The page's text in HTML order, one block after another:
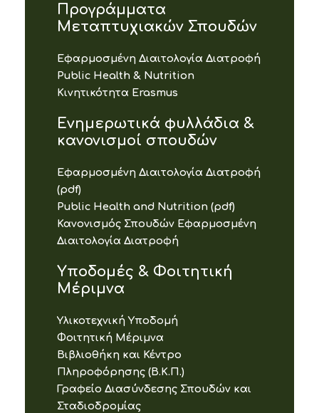
Προγράμματα
Μεταπτυχιακών Σπουδών
Εφαρμοσμένη Διαιτολογία Διατροφή
Public Health & Nutrition
Κινητικότητα Erasmus
Ενημερωτικά φυλλάδια &
κανονισμοί σπουδών
Εφαρμοσμένη Διαιτολογία Διατροφή
(pdf)
Public Health and Nutrition (pdf)
Κανονισμός Σπουδών Εφαρμοσμένη
Διαιτολογία Διατροφή
Υποδομές & Φοιτητική
Μέριμνα
Υλικοτεχνική Υποδομή
Φοιτητική Μέριμνα
Βιβλιοθήκη και Κέντρο
Πληροφόρησης (Β.Κ.Π.)
Γραφείο Διασύνδεσης Σπουδών και
Σταδιοδρομίας